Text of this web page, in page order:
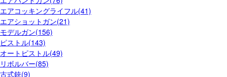
エアコッキングライフル(41)
エアショットガン(21)
モデルガン(156)
ピストル(143)
オートピストル(49)
リボルバー(85)
古式銃(9)